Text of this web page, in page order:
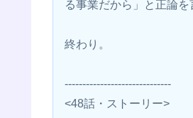
る事業だから」と正論を
終わり。
------------------------------
<48話・ストーリー>